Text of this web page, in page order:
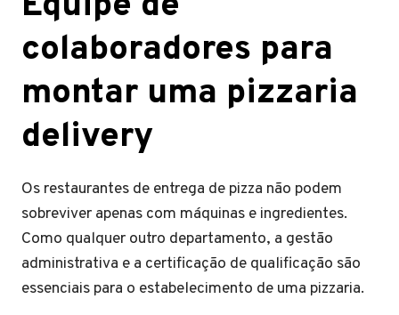
colaboradores para
montar uma pizzaria
delivery
Os restaurantes de entrega de pizza não podem
sobreviver apenas com máquinas e ingredientes.
Como qualquer outro departamento, a gestão
administrativa e a certificação de qualificação são
essenciais para o estabelecimento de uma pizzaria.